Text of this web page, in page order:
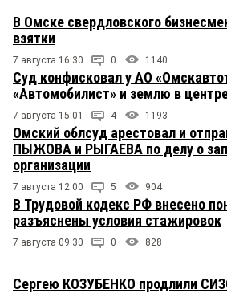
В Омске свердловского
взятки
7 августа 16:30 0 1140
Суд конфисковал у АО
«Автомобилист» и землю в
7 августа 15:01 4 1193
Омский облсуд арестовал и
ПЫЖОВА и РЫГАЕВА по делу о
организации
7 августа 12:00 5 904
В Трудовой кодекс РФ внесено
разъяснены условия стажировок
7 августа 09:30 0 828
Сергею КОЗУБЕНКО продлили